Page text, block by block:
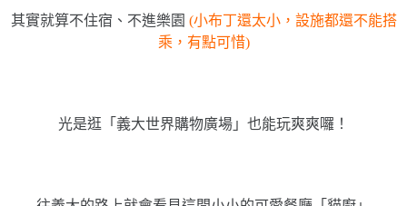
其實就算不住宿、不進樂園 (小布丁還太小，設施都還不能搭
乘，有點可惜)
光是逛「義大世界購物廣場」也能玩爽爽囉！